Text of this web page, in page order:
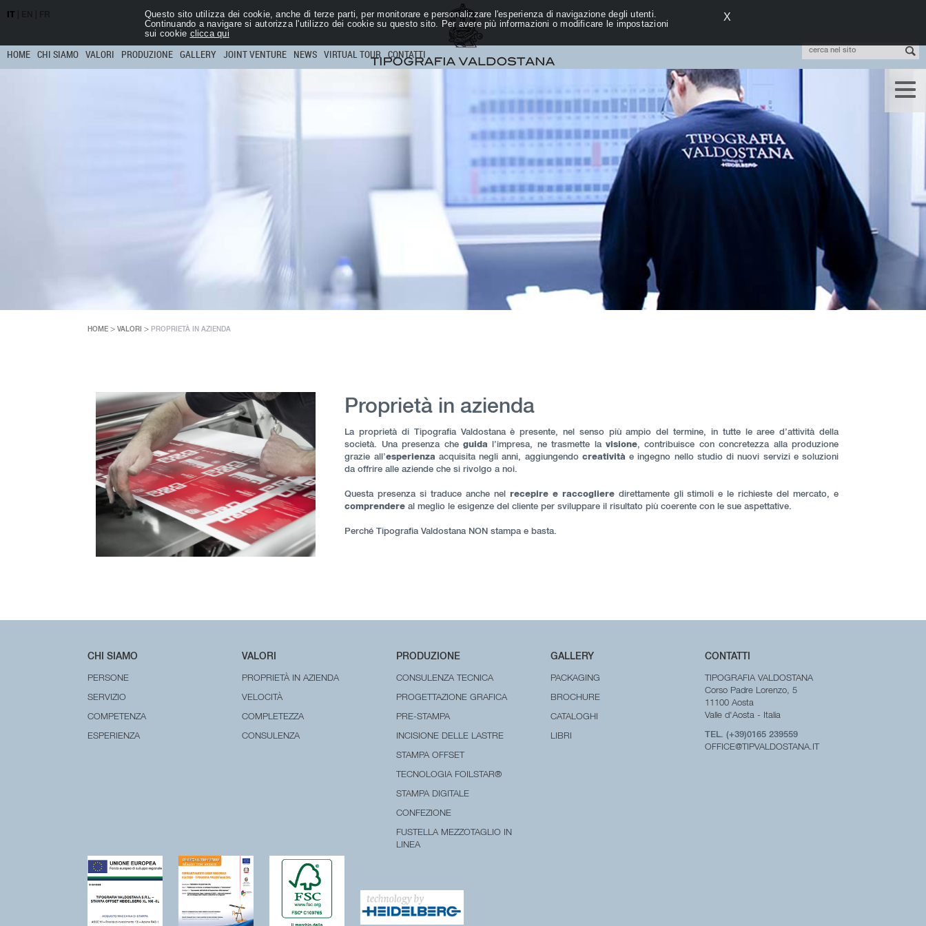
Questo sito utilizza dei cookie, anche di terze parti, per monitorare e personalizzare l'esperienza di navigazione degli utenti.
Continuando a navigare si autorizza l'utilizzo dei cookie su questo sito. Per avere più informazioni o modificare le impostazioni
sui cookie clicca qui
X
IT
HOME CHI SIAMO VALORI PRODUZIONE GALLERY JOINT VENTURE NEWS VIRTUAL TOUR CONTATTI
HOME > VALORI > PROPRIETÀ IN AZIENDA
Proprietà in azienda
La proprietà di Tipografia Valdostana è presente, nel senso più ampio del termine, in tutte le aree d’attività della
società. Una presenza che guida l’impresa, ne trasmette la visione, contribuisce con concretezza alla produzione
grazie all’esperienza acquisita negli anni, aggiungendo creatività e ingegno nello studio di nuovi servizi e soluzioni
da offrire alle aziende che si rivolgo a noi.
Questa presenza si traduce anche nel recepire e raccoglieredirettamente gli stimoli e le richieste del mercato, e
comprendere al meglio le esigenze del cliente per sviluppare il risultato più coerente con le sue aspettative.
Perché Tipografia Valdostana NON stampa e basta.
CHI SIAMO
PERSONE
SERVIZIO
COMPETENZA
ESPERIENZA
VALORI
PROPRIETÀ IN AZIENDA
VELOCITÀ
COMPLETEZZA
CONSULENZA
PRODUZIONE
CONSULENZA TECNICA
PROGETTAZIONE GRAFICA
PRE-STAMPA
INCISIONE DELLE LASTRE
STAMPA OFFSET
TECNOLOGIA FOILSTAR®
STAMPA DIGITALE
CONFEZIONE
FUSTELLA MEZZOTAGLIO IN
LINEA
GALLERY
PACKAGING
BROCHURE
CATALOGHI
LIBRI
CONTATTI
TIPOGRAFIA VALDOSTANA
Corso Padre Lorenzo, 5
11100 Aosta
Valle d'Aosta - Italia
TEL. (+39)0165 239559
OFFICE@TIPVALDOSTANA.IT